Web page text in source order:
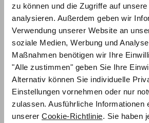
zu können und die Zugriffe auf
analysieren. Außerdem geben wir
Verwendung unserer Website an
soziale Medien, Werbung und
Maßnahmen benötigen wir Ihre
"Alle zustimmen" geben Sie Ihre
Alternativ können Sie individuelle
Einstellungen vornehmen oder nur
zulassen. Ausführliche Informationen
unserer Cookie-Richtlinie. Sie haben
ZUM PRODUKT
Belluno Naturo Bett – Function
Holz konfigurierbar
2.143,50€ 2.858,00 €
Mit Vorkasse 1.929,15
€
Preisbeispiel 180/200x200 cm